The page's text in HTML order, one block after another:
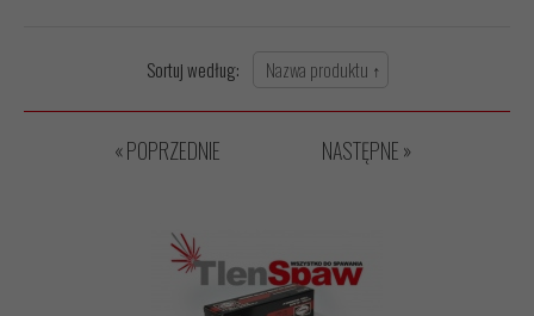
Sortuj według:
« POPRZEDNIE NASTĘPNE »